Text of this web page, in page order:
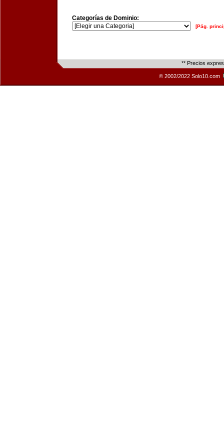
Categorías de Dominio:
[Pág.
** Precios
© 2002/2022 Solo10.com